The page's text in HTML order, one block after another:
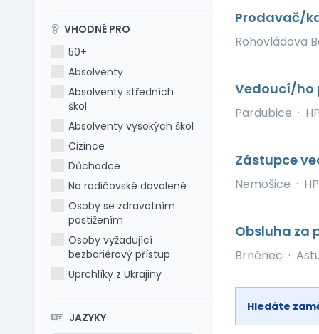
VHODNÉ PRO
50+
Absolventy
Absolventy středních
škol
Absolventy vysokých škol
Cizince
Důchodce
Na rodičovské dovolené
Osoby se zdravotním
postižením
Osoby vyžadující
bezbariérový přístup
Uprchlíky z Ukrajiny
JAZYKY
Prodavač/
Rohovládova
Vedoucí/ho
Pardubice ·
Zástupce
Nemošice ·
Obsluha za
Brněnec ·
Hledáte